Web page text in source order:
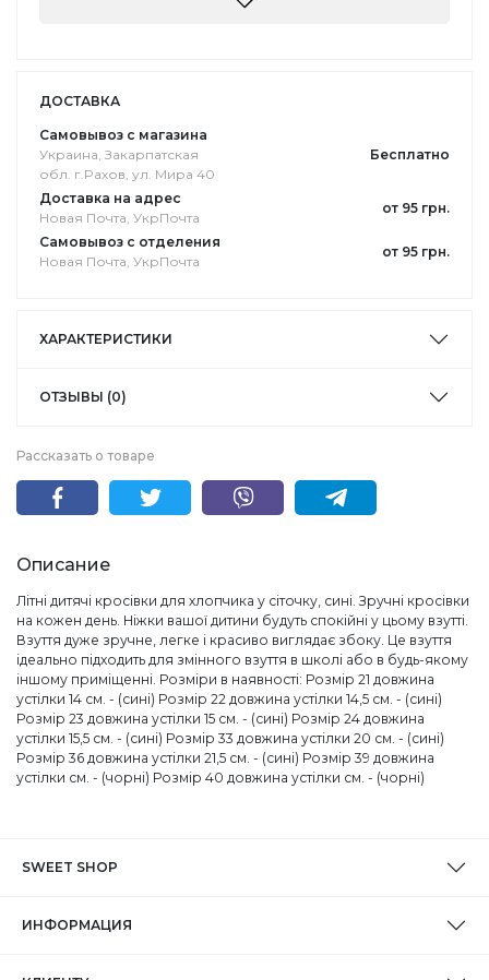
ДОСТАВКА
Самовывоз с магазина
Украина, Закарпатская
обл. г.Pахов, ул. Мира 40
Бесплатно
Доставка на адрес
Новая Почта, УкрПочта
от 95 грн.
Самовывоз с отделения
Новая Почта, УкрПочта
от 95 грн.
ХАРАКТЕРИСТИКИ
ОТЗЫВЫ (0)
Рассказать о товаре
Описание
Літні дитячі кросівки для хлопчика у сіточку, сині. Зручні кросівки
на кожен день. Ніжки вашої дитини будуть спокійні у цьому взутті.
Взуття дуже зручне, легке і красиво виглядає збоку. Це взуття
ідеально підходить для змінного взуття в школі або в будь-якому
іншому приміщенні. Розміри в наявності: Розмір 21 довжина
устілки 14 см. - (сині) Розмір 22 довжина устілки 14,5 см. - (сині)
Розмір 23 довжина устілки 15 см. - (сині) Розмір 24 довжина
устілки 15,5 см. - (сині) Розмір 33 довжина устілки 20 см. - (сині)
Розмір 36 довжина устілки 21,5 см. - (сині) Розмір 39 довжина
устілки см. - (чорні) Розмір 40 довжина устілки см. - (чорні)
SWEET SHOP
ИНФОРМАЦИЯ